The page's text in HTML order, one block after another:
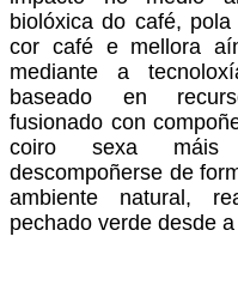
biolóxica do café,
cor café e mellora
mediante a
baseado en
fusionado con
coiro sexa máis
descompoñerse de
ambiente natural,
pechado verde desde